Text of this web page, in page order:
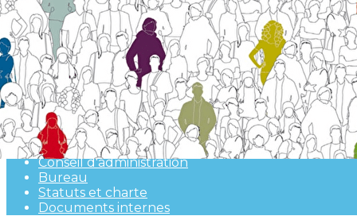
Exporter les lignes sélectionnées
Exporter toutes les colonnes
Exporter uniquement les colonnes affichées
Menu
<
>
Présentation de l'association
Conseil d'administration
Bureau
Statuts et charte
Documents internes